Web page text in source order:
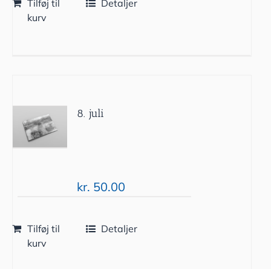
Tilføj til
kurv
Detaljer
8. juli
kr. 50.00
Tilføj til
kurv
Detaljer